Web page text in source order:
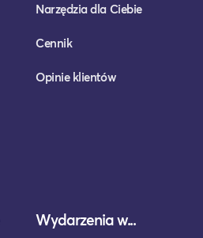
Narzędzia dla Ciebie
Cennik
Opinie klientów
Wydarzenia w...